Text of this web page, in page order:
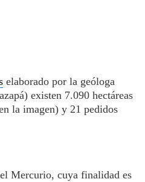
elaborado por la geóloga
existen 7.090 hectáreas
la imagen) y 21 pedidos
Mercurio, cuya finalidad es